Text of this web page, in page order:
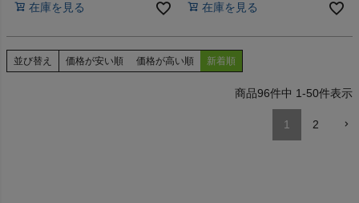
在庫を見る 在庫を見る
並び替え 価格が安い順 価格が高い順 新着順
96件中 1-50件表示
1 2